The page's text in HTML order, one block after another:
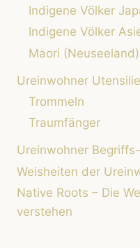
Indigene Völker
Indigene Völker
Maori (Neuseeland)
Ureinwohner
Trommeln
Traumfänger
Ureinwohner
Weisheiten der
Native Roots – Die
verstehen